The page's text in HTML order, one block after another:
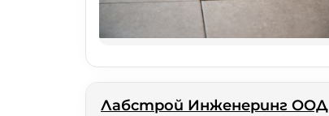
Лабстрой Инженеринг ООД